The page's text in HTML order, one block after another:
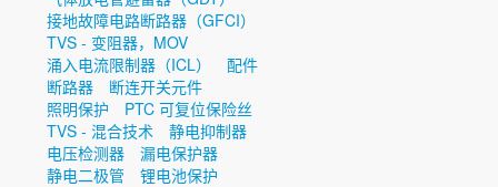
接地故障电路断路器（GFCI）
TVS - 变阻器，MOV
涌入电流限制器（ICL）
配件
断路器
断连开关元件
照明保护
PTC 可复位保险丝
TVS - 混合技术
静电抑制器
电压检测器
漏电保护器
静电二极管
锂电池保护